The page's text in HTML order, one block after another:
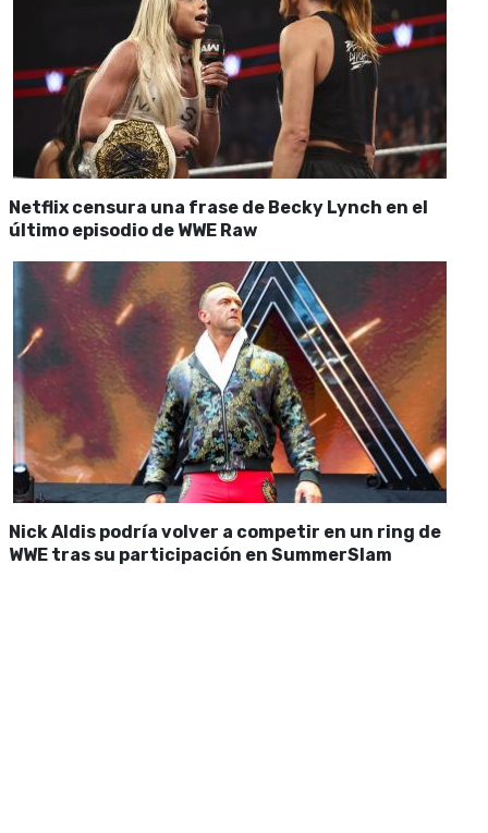
Netflix censura una frase de Becky Lynch en el
último episodio de WWE Raw
Nick Aldis podría volver a competir en un ring de
WWE tras su participación en SummerSlam